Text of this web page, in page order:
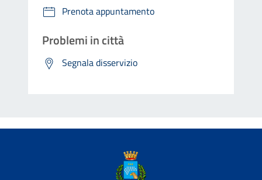
Prenota appuntamento
Problemi in città
Segnala disservizio